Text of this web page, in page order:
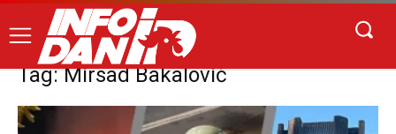
Tag: Mirsad Bakalović